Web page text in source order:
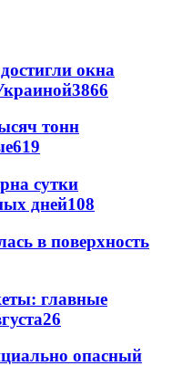
окна
3866
тонн
619
сутки
дней108
в поверхность
главные
26
опасный